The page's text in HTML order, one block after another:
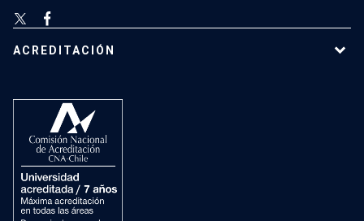
ACREDITACIÓN